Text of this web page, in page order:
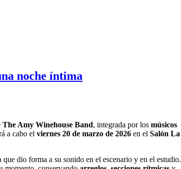
noche íntima
The Amy Winehouse Band, integrada por los músicos
a cabo el viernes 20 de marzo de 2026 en el Salón La
dio forma a su sonido en el escenario y en el estudio.